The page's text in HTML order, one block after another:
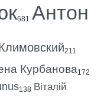
681 Антон
211
Курбанова172
138 Віталій